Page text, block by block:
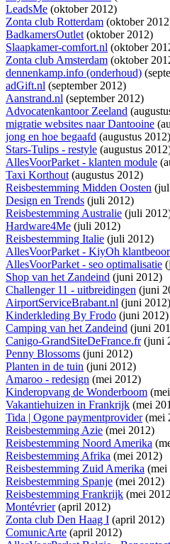
LeadsMe (oktober 2012)
Zonta club Rotterdam (oktober
BadkamersOutlet(oktober 2012)
Slaapkamer-comfort.nl (oktober
Zonta club Amsterdam (oktober
dennenkamp.info (onderhoud)
adGift.nl (september 2012)
Aanstrand.nl (september 2012)
Advocatenkantoor Zeeland
migratie websites naar Dantooine
jong en hoe begaafd (augustus 2012)
Stars-Tulips - restyle (augustus
AllesVoorParket - klanten module
Taxi Korthout(augustus 2012)
Reisbestemming Midden Oosten
Design en Trends (juli 2012)
Reisbestemming Australie (juli
Hardware4Me (juli 2012)
Reisbestemming Italie (juli 2012)
AllesVoorParket - KiyOh
AllesVoorParket - seo optimalisatie
Shop van het Zandeind (juni 2012)
Challenger 11 - uitbreidingen (juni
AirportServiceBrabant.nl (juni 2012)
Kinderkleding By Frodo (juni 2012)
Camping van het Zandeind (juni
Canigo-GrandSiteDeFrance.fr(juni
Penny Blossoms (juni 2012)
Planten in de tuin (juni 2012)
Amaroo - redesign (mei 2012)
Kinderopvang de Wonderboom
Vakantiehuizen in Frankrijk (mei
Tida | Ogone paymentprovider(mei
Reisbestemming Azie (mei 2012)
Reisbestemming Noord Amerika
Reisbestemming Afrika (mei 2012)
Reisbestemming Zuid Amerika (mei
Reisbestemming Spanje (mei 2012)
Reisbestemming Frankrijk (mei
Montévrier(april 2012)
Zonta club Den Haag I (april 2012)
ComunicArte (april 2012)